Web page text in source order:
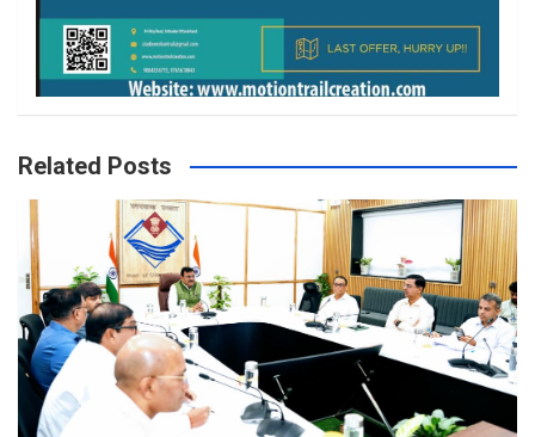
Related Posts